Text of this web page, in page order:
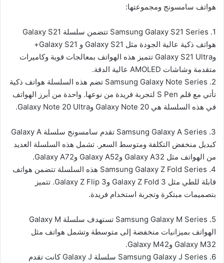
هواتف سامسونج ومجموعتها:
1. Samsung Galaxy S21 Series تتضمن سلسلة Galaxy S21
هواتف ذكية عالية الجودة مثل Galaxy S21 و Galaxy S21+
وGalaxy S21 Ultra تتميز هذه الهواتف بمعالجات قوية وكاميرات
متقدمة وشاشات AMOLED عالية الدقة.
2. Samsung Galaxy Note Series تضم هذه السلسلة هواتف ذكية
تأتي مع قلم S Pen لتجربة فريدة من نوعها. واحدة من أبرز الهواتف
في هذه السلسلة هي Galaxy Note 20 وGalaxy Note 20 Ultra.
3. Samsung Galaxy A Series تقدم سامسونج سلسلة Galaxy A
كبديل منخفض التكلفة ومتوسط السعر. تشمل هذه السلسلة العديد
من الهواتف مثل Galaxy A32 وGalaxy A52 وGalaxy A72.
4. Samsung Galaxy Z Fold Series هذه السلسلة تتضمن هواتف
قابلة للطي مثل Galaxy Z Fold 3 وGalaxy Z Flip 3. تتميز
بتصميمات مبتكرة وتجربة استخدام فريدة.
5. Samsung Galaxy M Series تستهدف سلسلة Galaxy M
الهواتف بميزانيات منخفضة إلى متوسطة وتشمل هواتف مثل
Galaxy M32 وGalaxy M42.
6. Samsung Galaxy J Series سلسلة Galaxy J كانت تقدم